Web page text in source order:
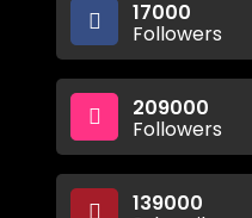
17000
Followers
209000
Followers
139000